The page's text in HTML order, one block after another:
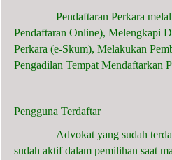
Pendaftaran Perkara melalui
Pendaftaran Online), Melengkapi
Perkara (e-Skum), Melakukan
Pengadilan Tempat Mendaftarkan
Pengguna Terdaftar
Advokat yang sudah terdaftar
sudah aktif dalam pemilihan saat